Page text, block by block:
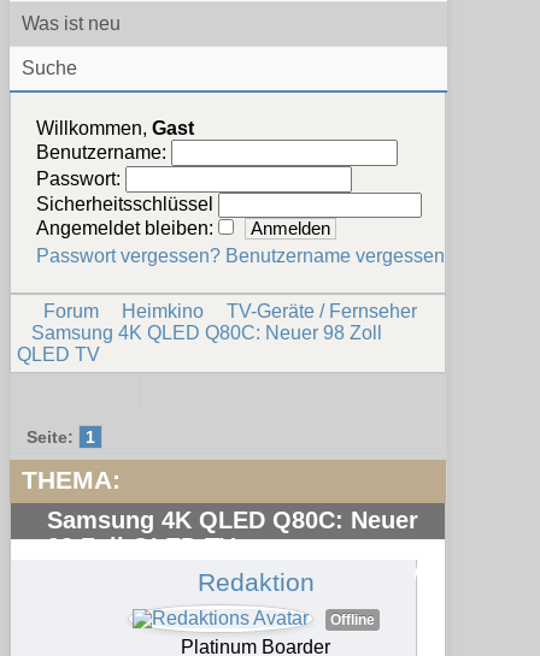
Was ist neu
Suche
Willkommen, Gast
Benutzername:
Passwort:
Sicherheitsschlüssel
Angemeldet bleiben:
Passwort vergessen? Benutzername vergessen?
Forum Heimkino
TV-Geräte / Fernseher
Samsung 4K QLED Q80C: Neuer 98 Zoll
QLED TV
Seite: 1
THEMA:
Samsung 4K QLED Q80C: Neuer
98 Zoll QLED TV
#1
Redaktion
Offline
Platinum Boarder